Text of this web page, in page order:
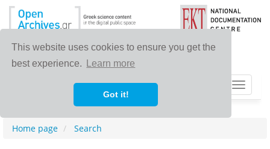
This website uses cookies to ensure you get the
best experience.
Learn more
Got it!
Toggle
Home page Search